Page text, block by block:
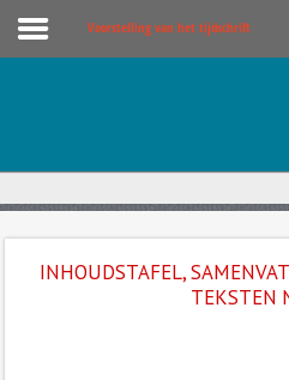
Voorstelling van het tijdschrift
INHOUDSTAFEL,
TEKSTEN